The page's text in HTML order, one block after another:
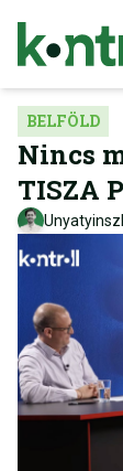
BELFÖLD
Nincs
TISZA